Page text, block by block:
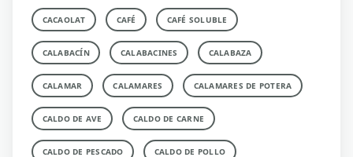
CACAOLAT CAFÉ CAFÉ SOLUBLE
CALABACÍN CALABACINES CALABAZA
CALAMAR CALAMARES CALAMARES DE POTERA
CALDO DE AVE CALDO DE CARNE
CALDO DE PESCADO CALDO DE POLLO